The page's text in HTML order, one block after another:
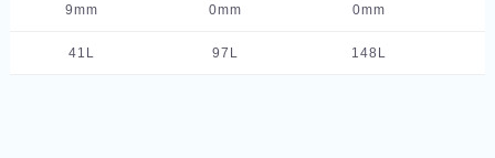
9mm
0mm
0mm
41L 97L 148L